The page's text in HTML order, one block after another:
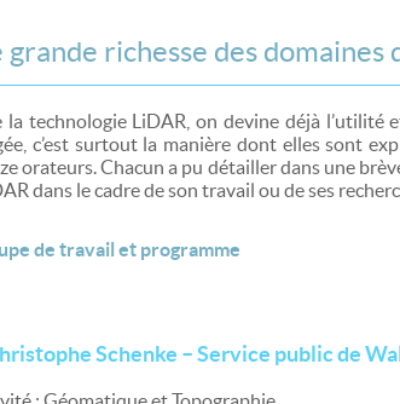
richesse des domaines
technologie LiDAR, on devine déjà l’utilité
c’est surtout la manière dont elles sont
orateurs. Chacun a pu détailler dans une
dans le cadre de son travail ou de ses
de travail et programme
Schenke – Service public de